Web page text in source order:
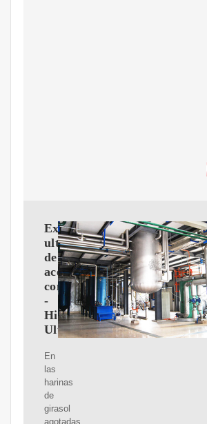
Extracción
ultrasónica
de
aceites
comestibles
-
Hielscher
Ultrasonics
En
las
harinas
de
girasol
agotadas